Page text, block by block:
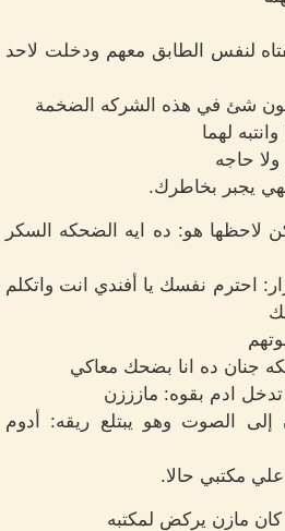
لنفس الطابق معهم ودخلت لاحد
شئ في هذه الشركه الضخمة
لهما
ولا حاجه
يجبر بخاطرك.
هو: ده ايه الضحكه السكر
احترم نفسك يا أفندي انت واتكلم
جنان ده انا بضحك معاكي
ادم بقوه: مازززن
الصوت وهو يبتلع ريقه: أدوم
مكتبي حالا.
كان مازن يركض لمكتبه